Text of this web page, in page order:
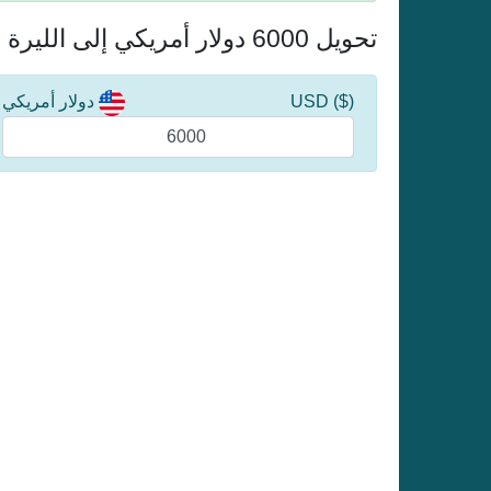
تحويل 6000 دولار أمريكي إلى الليرة التركية
دولار أمريكي ($) USD